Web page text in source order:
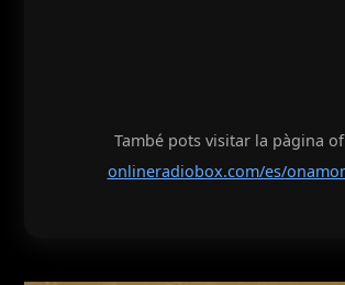
També pots visitar la pàgina
onlineradiobox.com/es/